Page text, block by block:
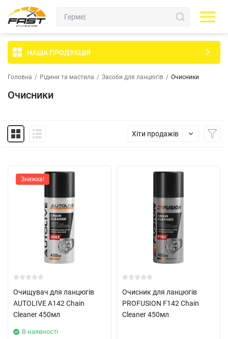
НАША ПРОДУКЦІЯ
Головна / Рідини та мастила / Засоби для ланцюгів / Очисники
Очисники
Хіти продажів
Знижка!
Очищувач для ланцюгів
AUTOLIVE A142 Chain
Cleaner 450мл
В наявності
Очисник для ланцюгів
PROFUSION F142 Chain
Cleaner 450мл